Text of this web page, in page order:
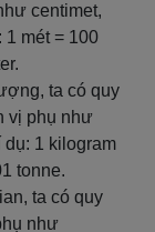
centimet,
1 mét = 100
ta có quy
vị phụ như
dụ: 1 kilogram
tonne.
ta có quy
như